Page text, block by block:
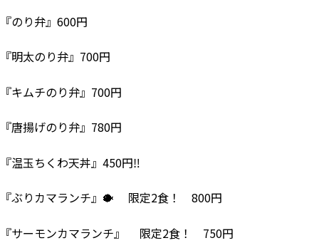
『のり弁』600円
『明太のり弁』700円
『キムチのり弁』700円
『唐揚げのり弁』780円
『温玉ちくわ天丼』450円‼
『ぶりカマランチ』🐡 限定2食！ 800円
『サーモンカマランチ』 限定2食！ 750円